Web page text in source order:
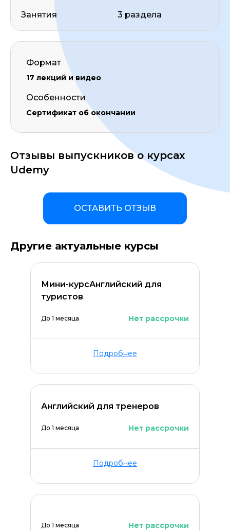
Занятия 3 раздела
Формат
17 лекций и видео
Особенности
Сертификат об окончании
Отзывы выпускников о курсах
Udemy
ОСТАВИТЬ ОТЗЫВ
Другие актуальные курсы
Мини-курсАнглийский для
туристов
До 1 месяца Нет рассрочки
Подробнее
Английский для тренеров
До 1 месяца Нет рассрочки
Подробнее
До 1 месяца Нет рассрочки